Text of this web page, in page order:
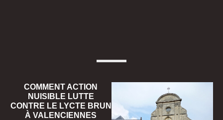
COMMENT ACTION
NUISIBLE LUTTE
CONTRE LE LYCTE BRUN
À VALENCIENNES